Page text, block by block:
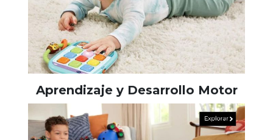
Aprendizaje y Desarrollo Motor